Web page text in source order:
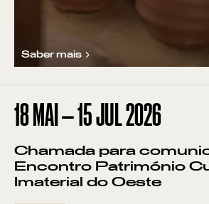
Saber mais
18 MAI —15JUL2026
Chamada para
Encontro Património
Imaterial do Oeste